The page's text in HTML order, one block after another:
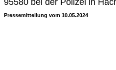
95580 bei der Polizei in
Pressemitteilung vom 10.05.2024